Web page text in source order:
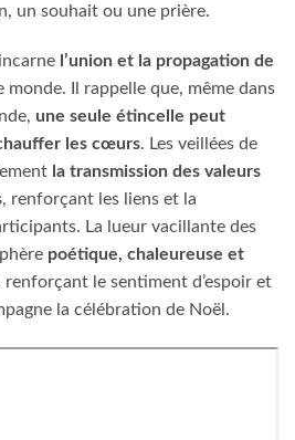
un souhait ou une prière.
l’union et la propagation de
monde. Il rappelle que, même dans
une seule étincelle peut
les cœurs. Les veillées de
la transmission des valeurs
, renforçant les liens et la
La lueur vacillante des
poétique, chaleureuse et
renforçant le sentiment d’espoir et
la célébration de Noël.